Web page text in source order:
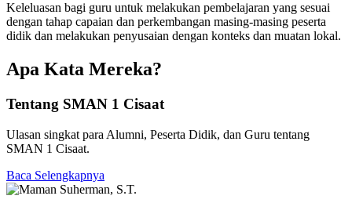
Keleluasan bagi guru untuk melakukan pembelajaran yang sesuai
dengan tahap capaian dan perkembangan masing-masing peserta
didik dan melakukan penyusaian dengan konteks dan muatan lokal.
Apa Kata Mereka?
Tentang SMAN 1 Cisaat
Ulasan singkat para Alumni, Peserta Didik, dan Guru tentang
SMAN 1 Cisaat.
Baca Selengkapnya